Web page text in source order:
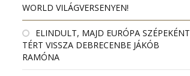
WORLD VILÁGVERSENYEN!
ELINDULT, MAJD EURÓPA SZÉPEKÉNT
TÉRT VISSZA DEBRECENBE JÁKÓB
RAMÓNA